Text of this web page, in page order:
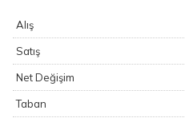
Alış
Satış
Net Değişim
Taban